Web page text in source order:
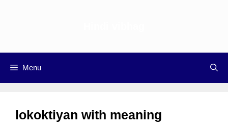
Menu
lokoktiyan with meaning